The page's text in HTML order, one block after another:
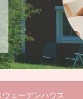
ウェーデンハウス